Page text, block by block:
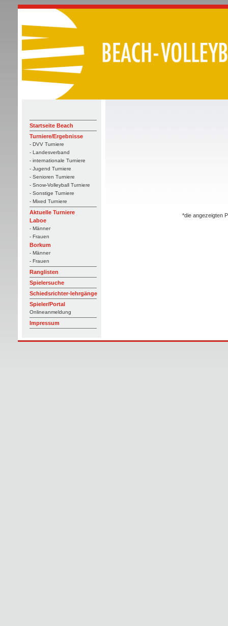
Startseite Beach
Turniere/Ergebnisse
- DVV Turniere
- Landesverband
- internationale Turniere
- Jugend Turniere
- Senioren Turniere
- Snow-Volleyball Turniere
- Sonstige Turniere
- Mixed Turniere
Aktuelle Turniere
Laboe
- Männer
- Frauen
Borkum
- Männer
- Frauen
Ranglisten
Spielersuche
Schiedsrichter-lehrgänge
Spieler/Portal
Onlineanmeldung
Impressum
*die angezeigten